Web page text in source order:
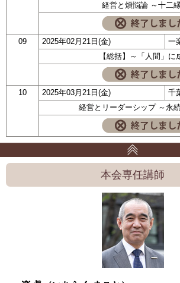
経営と煩悩論 ～十二
09 2025年02月21日(金)
一
【総括】～「人間」に
10 2025年03月21日(金)
千
経営とリーダーシップ ～永
本会専任講師